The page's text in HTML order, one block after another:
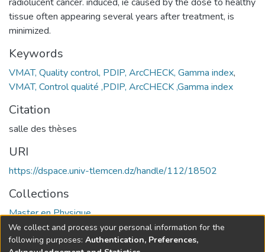
tissue often appearing several years after treatment, is
minimized.
Keywords
VMAT, Quality control, PDIP, ArcCHECK, Gamma index,
VMAT, Control qualité ,PDIP, ArcCHECK ,Gamma index
Citation
salle des thèses
URI
https://dspace.univ-tlemcen.dz/handle/112/18502
Collections
Master en Physique
Full item page
We collect and process your personal information for the
following purposes: Authentication, Preferences,